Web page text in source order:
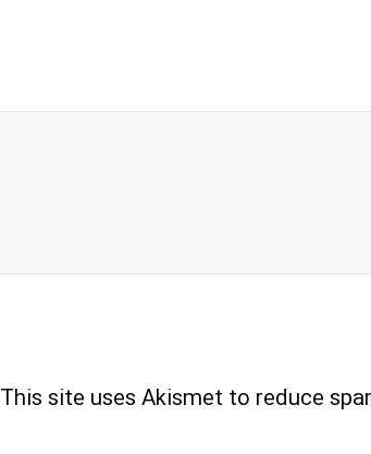
This site uses Akismet to reduce